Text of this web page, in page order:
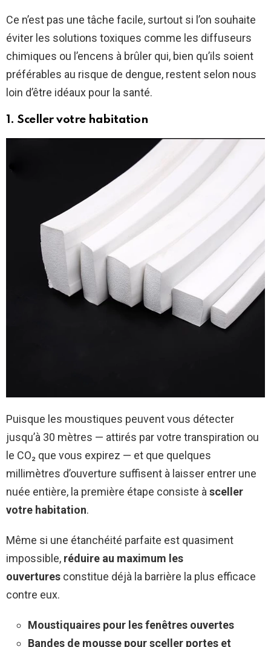
Ce n’est pas une tâche facile, surtout si l’on souhaite
éviter les solutions toxiques comme les diffuseurs
chimiques ou l’encens à brûler qui, bien qu’ils soient
préférables au risque de dengue, restent selon nous
loin d’être idéaux pour la santé.
1. Sceller votre habitation
Puisque les moustiques peuvent vous détecter
jusqu’à 30 mètres — attirés par votre transpiration ou
le CO₂ que vous expirez — et que quelques
millimètres d’ouverture suffisent à laisser entrer une
nuée entière, la première étape consiste àsceller
votre habitation.
Même si une étanchéité parfaite est quasiment
impossible, réduire au maximum les
ouvertures constitue déjà la barrière la plus efficace
contre eux.
Moustiquaires pour les fenêtres ouvertes
Bandes de mousse pour sceller portes et